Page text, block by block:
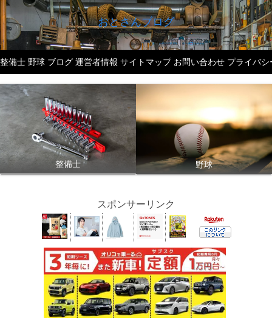
おとさんブログ
整備士 野球 ブログ 運営者情報 サイトマップ お問い合わせ プライバ
整備士 野球
スポンサーリンク